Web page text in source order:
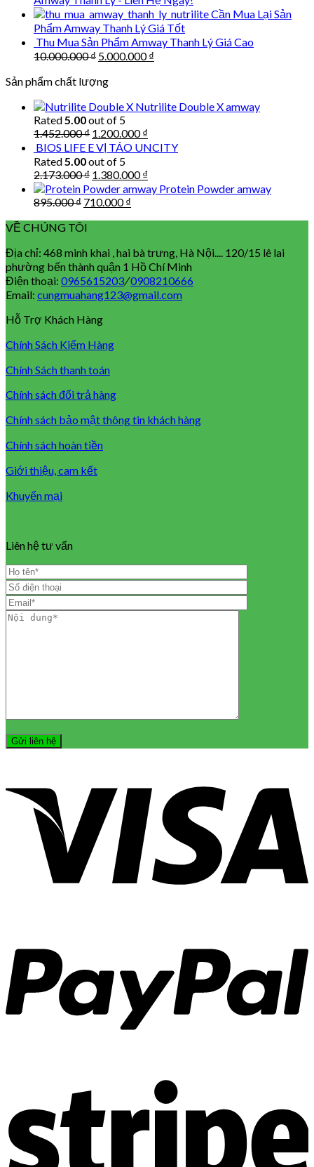
Cần Mua Lại Sản
Phẩm Amway Thanh Lý Giá Tốt
Thu Mua Sản Phẩm Amway Thanh Lý Giá Cao
10.000.000₫ Original
was:
5.000.000₫
Sản phẩm chất lượng
Nutrilite Double X amway
Rated5.00out of 5
1.452.000₫ Original
price
was:
1.452.000 ₫.
1.200.000₫
price
BIOS LIFE E VỊ TÁO UNCITY
Rated5.00out of 5
2.173.000₫ Original
price
was:
1.380.000₫
priceProtein Powder amway
895.000₫ Original
was:
710.000₫
VỀ CHÚNG TÔI
Địa chỉ: 468 minh khai , hai bà trưng, Hà Nội.... 120/15 lê lai
phường bến thành quận 1 Hồ Chí Minh
Điện thoại: 0965615203/0908210666
Email: cungmuahang123@gmail.com
Hỗ Trợ Khách Hàng
Chính Sách Kiểm Hàng
Chính Sách thanh toán
Chính sách đổi trả hàng
Chính sách bảo mật thông tin khách hàng
Chính sách hoàn tiền
Giới thiệu, cam kết
Khuyến mại
Liên hệ tư vấn